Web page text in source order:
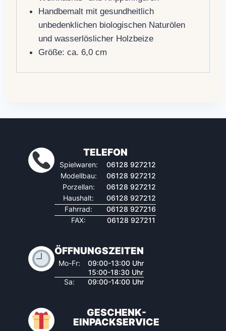
Handbemalt mit gesundheitlich
unbedenklichen biologischen Naturölen
und wasserlöslicher Holzbeize
Größe: ca. 6,0 cm
TELEFON
Spielwaren:
06128 927212
Modellbau:
06128 927212
Porzellan:
06128 927212
Haushalt:
06128 927212
Fahrrad:
06128 927216
FAX:
06128 927211
ÖFFNUNGSZEITEN
Mo-Fr:
09:00-13:00 Uhr
15:00-18:30 Uhr
Sa:
09:00-14:00 Uhr
GESCHENK-
EINPACKSERVICE